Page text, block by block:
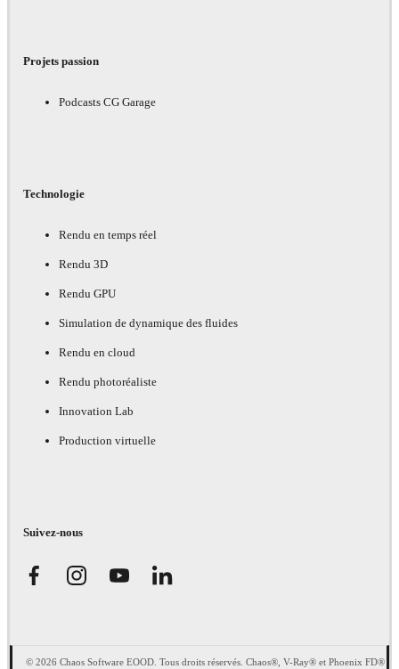
Projets passion
Podcasts CG Garage
Technologie
Rendu en temps réel
Rendu 3D
Rendu GPU
Simulation de dynamique des fluides
Rendu en cloud
Rendu photoréaliste
Innovation Lab
Production virtuelle
Suivez-nous
© 2026 Chaos Software EOOD. Tous droits réservés. Chaos®, V-Ray® et Phoenix FD®